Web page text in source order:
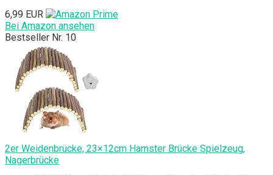
6,99 EUR
Bei Amazon ansehen
Bestseller Nr. 10
2er Weidenbrücke, 23×12cm Hamster Brücke Spielzeug,
Nagerbrücke